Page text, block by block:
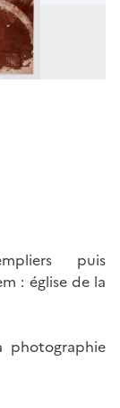
puis
: église de la
photographie